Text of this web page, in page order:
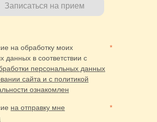
Записаться на прием
на обработку моих
данных в соответствии с
персональных данных
сайта и с политикой
ознакомлен
*
на отправку мне
*